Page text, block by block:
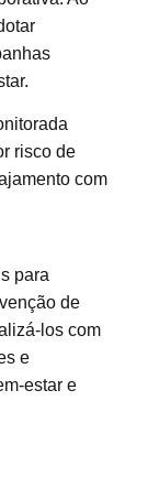
risco de
com
para
de
los com
e
estar e